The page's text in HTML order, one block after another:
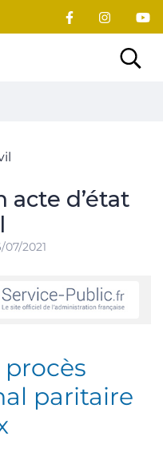
officiel du village
acte d’état
07/2021
paritaire